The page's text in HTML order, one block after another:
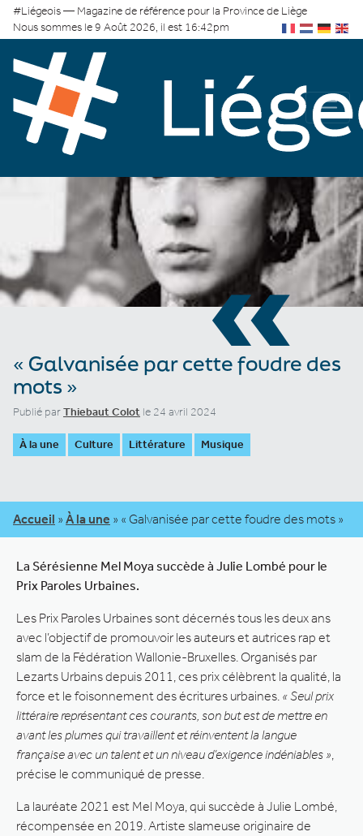
#Liégeois — Magazine de référence pour la Province de Liège
Nous sommes le 9 Août 2026, il est 16:42pm
«
« Galvanisée par cette foudre des
mots »
Publié parThiebaut Colot le 24 avril 2024
À la une Culture Littérature Musique
Accueil » À la une » « Galvanisée par cette foudre des mots »
La Sérésienne Mel Moya succède à Julie Lombé pour le
Prix Paroles Urbaines.
Les Prix Paroles Urbaines sont décernés tous les deux ans
avec l’objectif de promouvoir les auteurs et autrices rap et
slam de la Fédération Wallonie-Bruxelles. Organisés par
Lezarts Urbains depuis 2011, ces prix célèbrent la qualité, la
force et le foisonnement des écritures urbaines. « Seul prix
littéraire représentant ces courants, son but est de mettre en
avant les plumes qui travaillent et réinventent la langue
française avec un talent et un niveau d’exigence indéniables »
précise le communiqué de presse.
La lauréate 2021 est Mel Moya, qui succède à Julie Lombé,
récompensée en 2019. Artiste slameuse originaire de